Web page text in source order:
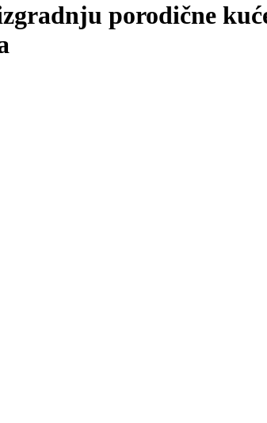
porodične